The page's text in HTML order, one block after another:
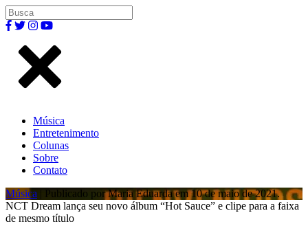
Música
Entretenimento
Colunas
Sobre
Contato
Música | Publicado por Maria Eduarda em 10 de maio de 2021.
NCT Dream lança seu novo álbum “Hot Sauce” e clipe para a faixa
de mesmo título